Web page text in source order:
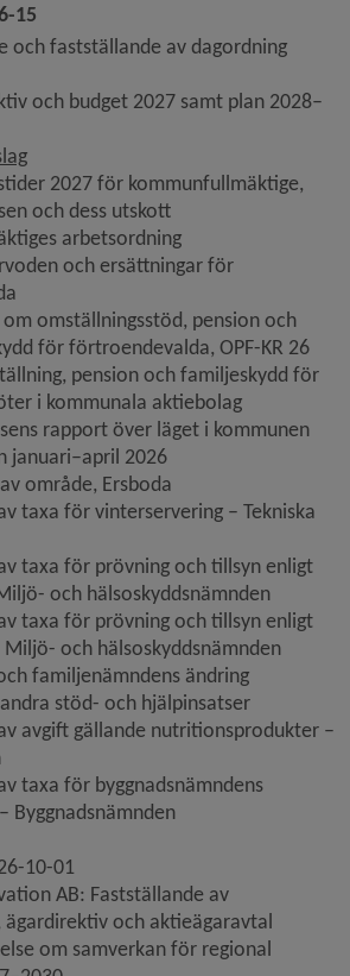
15
och fastställande av dagordning
och budget 2027 samt plan 2028–
2027 för kommunfullmäktige,
och dess utskott
arbetsordning
och ersättningar för
omställningsstöd, pension och
för förtroendevalda, OPF-KR 26
pension och familjeskydd för
i kommunala aktiebolag
rapport över läget i kommunen
januari–april 2026
område, Ersboda
taxa för vinterservering – Tekniska
taxa för prövning och tillsyn enligt
och hälsoskyddsnämnden
taxa för prövning och tillsyn enligt
och hälsoskyddsnämnden
familjenämndens ändring
stöd- och hjälpinsatser
avgift gällande nutritionsprodukter –
taxa för byggnadsnämndens
Byggnadsnämnden
10-01
AB: Fastställande av
ägardirektiv och aktieägaravtal
om samverkan för regional